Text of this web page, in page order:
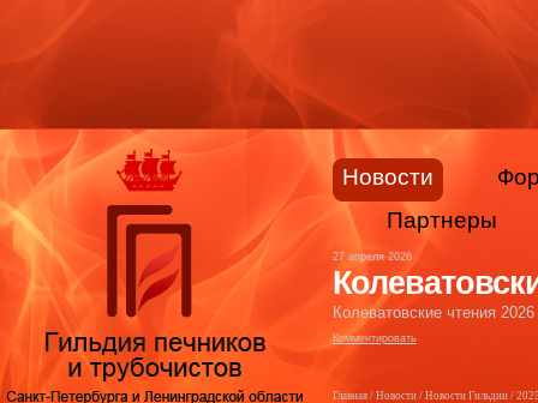
Главная/ Новости/ Новости Гильдии/
Новости
Партнеры
27 апреля 2026
Колеватовские чтения
Комментировать